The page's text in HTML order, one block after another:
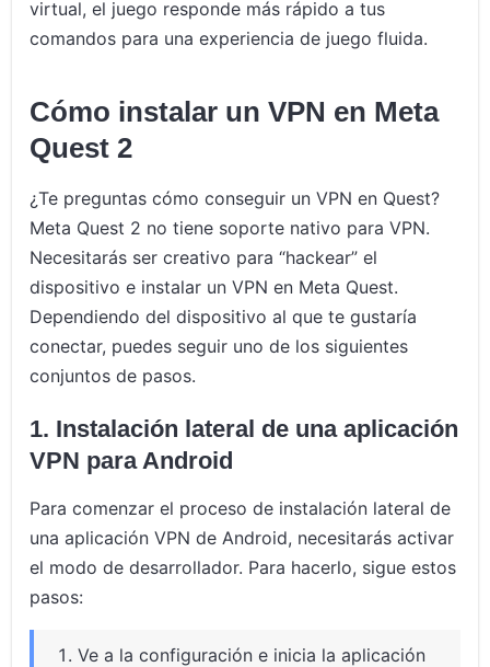
virtual, el juego responde más rápido a tus
comandos para una experiencia de juego fluida.
Cómo instalar un VPN en Meta
Quest 2
¿Te preguntas cómo conseguir un VPN en Quest?
Meta Quest 2 no tiene soporte nativo para VPN.
Necesitarás ser creativo para “hackear” el
dispositivo e instalar un VPN en Meta Quest.
Dependiendo del dispositivo al que te gustaría
conectar, puedes seguir uno de los siguientes
conjuntos de pasos.
1. Instalación lateral de una aplicación
VPN para Android
Para comenzar el proceso de instalación lateral de
una aplicación VPN de Android, necesitarás activar
el modo de desarrollador. Para hacerlo, sigue estos
pasos:
Ve a la configuración e inicia la aplicación